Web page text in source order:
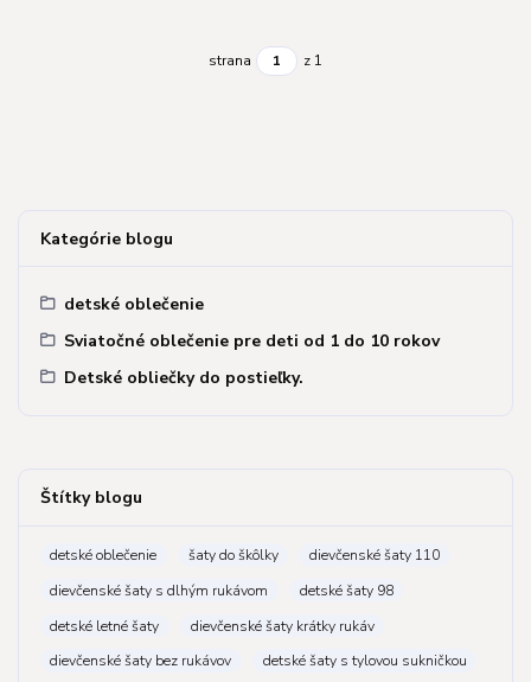
Kategórie blogu
detské oblečenie
Sviatočné oblečenie pre deti od 1 do 10 rokov
Detské obliečky do postieľky.
Štítky blogu
detské oblečenie šaty do škôlky
dievčenské šaty 110
dievčenské šaty s dlhým rukávom
detské šaty 98
detské letné šaty
dievčenské šaty krátky rukáv
dievčenské šaty bez rukávov
detské šaty s tylovou sukničkou
strana z 1